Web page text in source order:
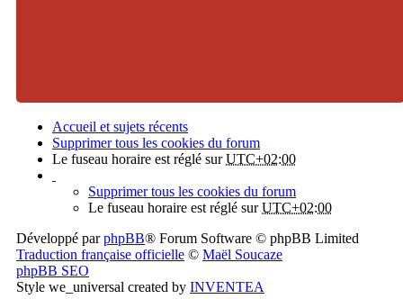
Accueil et sujets récents
Supprimer tous les cookies du forum
Le fuseau horaire est réglé surUTC+02:00
Supprimer tous les cookies du forum
Le fuseau horaire est réglé surUTC+02:00
Développé parphpBB® Forum Software © phpBB Limited
Traduction française officielle © Maël Soucaze
phpBB SEO
Style we_universal created by INVENTEA